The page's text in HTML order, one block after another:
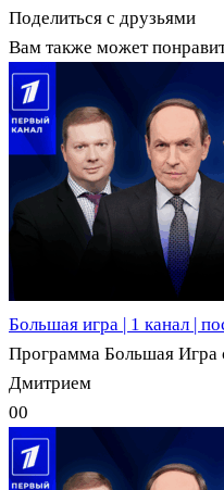
Поделиться с друзьями
Вам также может
Большая игра | 1 канал |
Программа Большая Игра
Дмитрием
00